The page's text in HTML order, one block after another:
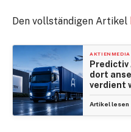
Den vollständigen Artikel
AKTIENMEDIA
Predictiv
dort
verdient
Artikel lesen